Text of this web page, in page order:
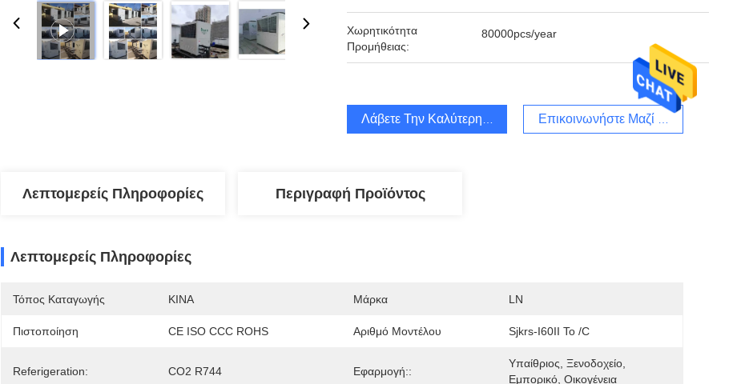
Χωρητικότητα
Προμήθειας:
80000pcs/year
Λάβετε Την Καλύτερη Τιμή Επικοινωνήστε Μαζί Μας
Λεπτομερείς Πληροφορίες Περιγραφή Προϊόντος
Λεπτομερείς Πληροφορίες
Τόπος Καταγωγής ΚΙΝΑ Μάρκα LN
Πιστοποίηση CE ISO CCC ROHS Αριθμό Μοντέλου Sjkrs-I60II Το /C
Referigeration: CO2 R744 Εφαρμογή::
Υπαίθριος, Ξενοδοχείο,
Εμπορικό, Οικογένεια